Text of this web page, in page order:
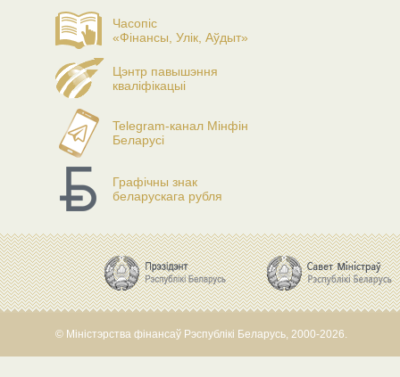
Часопіс
«Фінансы, Улік, Аўдыт»
Цэнтр павышэння
кваліфікацыі
Telegram-канал Мінфін
Беларусі
Графічны знак
беларускага рубля
© Міністэрства фінансаў Рэспублікі Беларусь, 2000-2026.